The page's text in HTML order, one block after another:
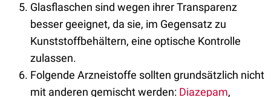
Glasflaschen sind wegen ihrer Transparenz
besser geeignet, da sie, im Gegensatz zu
Kunststoffbehältern, eine optische Kontrolle
zulassen.
Folgende Arzneistoffe sollten grundsätzlich nicht
mit anderen gemischt werden: Diazepam,